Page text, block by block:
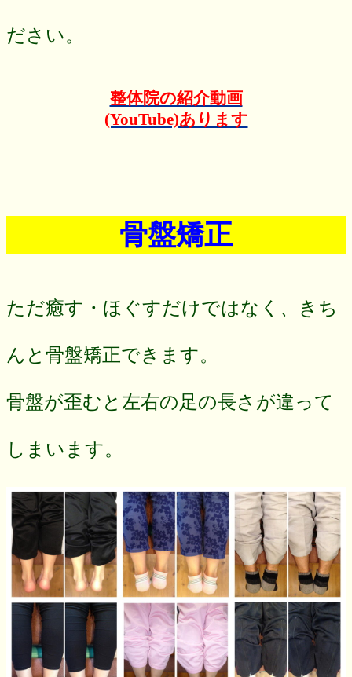
ださい。
整体院の紹介動画
(YouTube)あります
骨盤矯正
ただ癒す・ほぐすだけではなく、きち
んと骨盤矯正できます。
骨盤が歪むと左右の足の長さが違って
しまいます。